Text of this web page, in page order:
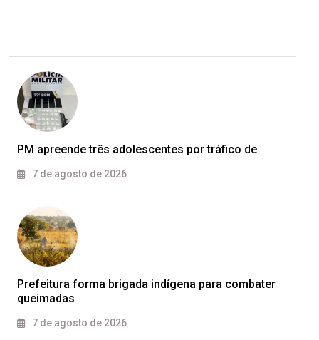
PM apreende três adolescentes por tráfico de
7 de agosto de 2026
Prefeitura forma brigada indígena para combater
queimadas
7 de agosto de 2026